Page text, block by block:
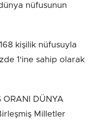
nüfusunun
kişilik nüfusuyla
1'ine sahip olarak
ORANI DÜNYA
Milletler